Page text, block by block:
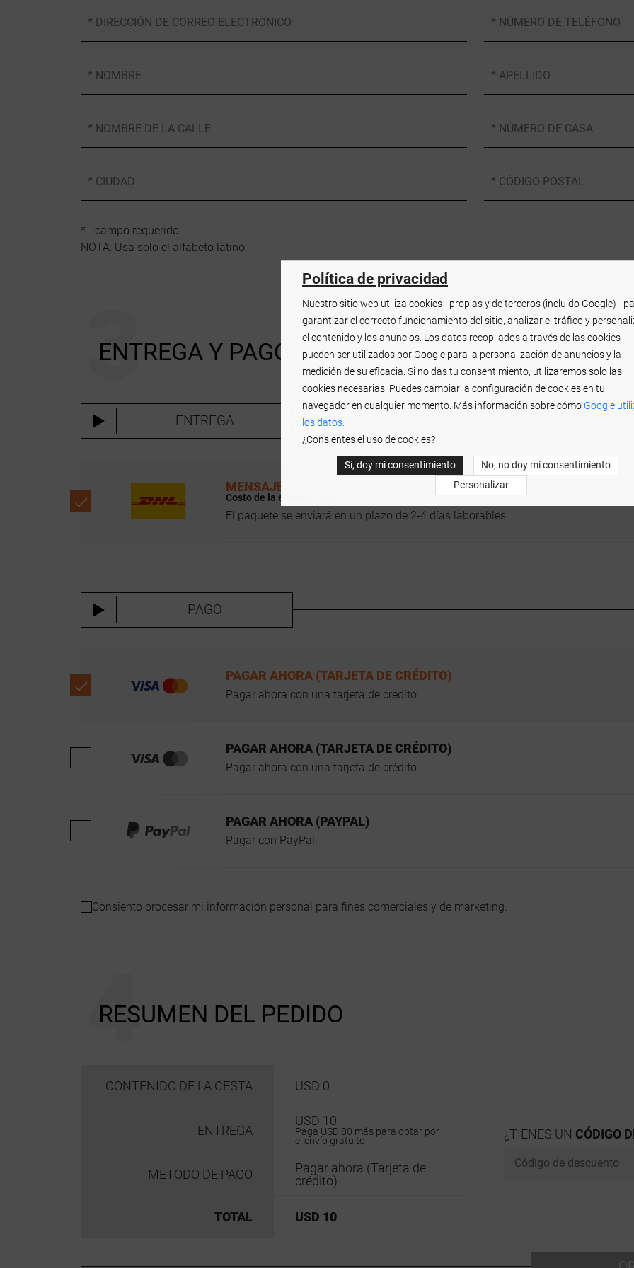
* DIRECCIÓN DE CORREO ELECTRÓNICO * NÚMERO DE TELÉFONO
* NOMBRE * APELLIDO
* NOMBRE DE LA CALLE * NÚMERO DE CASA
* CIUDAD * CÓDIGO POSTAL
* - campo requerido
NOTA: Usa solo el alfabeto latino
ENTREGA Y PAGO
ENTREGA
MENSAJERÍA DHL
Costo de la entrega:
El paquete se enviará en un plazo de 2-4 días laborables.
PAGO
PAGAR AHORA (TARJETA DE CRÉDITO)
Pagar ahora con una tarjeta de crédito.
PAGAR AHORA (TARJETA DE CRÉDITO)
Pagar ahora con una tarjeta de crédito.
PAGAR AHORA (PAYPAL)
Pagar con PayPal.
Consiento procesar mi información personal para fines comerciales y de marketing.
RESUMEN DEL PEDIDO
CONTENIDO DE LA CESTA USD 0
ENTREGA
USD 10
Paga USD 80 más para optar por
el envío gratuito
MÉTODO DE PAGO
Pagar ahora (Tarjeta de
crédito)
TOTAL USD 10
¿TIENES UN CÓDIGO
Política de privacidad
Nuestro sitio web utiliza cookies - propias y de terceros (incluido Google) -
garantizar el correcto funcionamiento del sitio, analizar el tráfico y
el contenido y los anuncios. Los datos recopilados a través de las cookies
pueden ser utilizados por Google para la personalización de anuncios y la
medición de su eficacia. Si no das tu consentimiento, utilizaremos solo las
cookies necesarias. Puedes cambiar la configuración de cookies en tu
navegador en cualquier momento. Más información sobre cómo Google
los datos.
¿Consientes el uso de cookies?
Sí, doy mi consentimiento
No, no doy mi consentimiento
Personalizar